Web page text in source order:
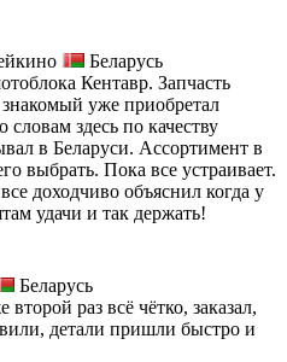
Беларусь
Кентавр. Запчасть
уже приобретал
словам здесь по качеству
в Беларуси. Ассортимент в
выбрать. Пока все устраивает.
доходчиво объяснил когда у
удачи и так держать!
Беларусь
раз всё чётко, заказал,
детали пришли быстро и